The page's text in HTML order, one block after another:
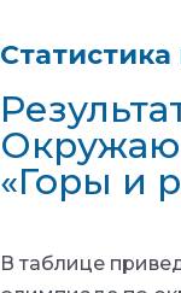
Статистика
«Горы и
В таблице